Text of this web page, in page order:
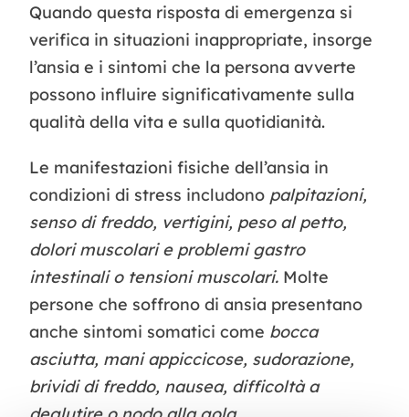
Quando questa risposta di emergenza si
verifica in situazioni inappropriate, insorge
l’ansia e i sintomi che la persona avverte
possono influire significativamente sulla
qualità della vita e sulla quotidianità.
Le manifestazioni fisiche dell’ansia in
condizioni di stress includono palpitazioni,
senso di freddo, vertigini, peso al petto,
dolori muscolari e problemi gastro
intestinali o tensioni muscolari. Molte
persone che soffrono di ansia presentano
anche sintomi somatici come bocca
asciutta, mani appiccicose, sudorazione,
brividi di freddo, nausea, difficoltà a